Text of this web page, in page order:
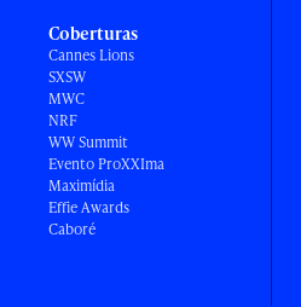
Coberturas
Cannes Lions
SXSW
MWC
NRF
WW Summit
Evento ProXXIma
Maximídia
Effie Awards
Caboré